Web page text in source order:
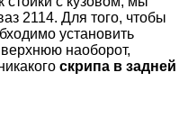
2114. Для того, чтобы
установить
наоборот,
скрипа в задней